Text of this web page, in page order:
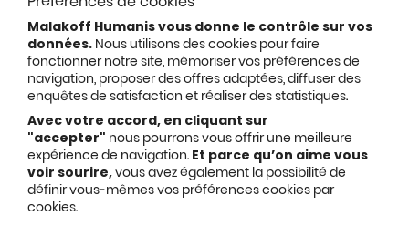
Malakoff Humanis vous donne le contrôle sur vos
données. Nous utilisons des cookies pour faire
fonctionner notre site, mémoriser vos préférences de
navigation, proposer des offres adaptées, diffuser des
enquêtes de satisfaction et réaliser des statistiques.
Avec votre accord, en cliquant sur
"accepter" nous pourrons vous offrir une meilleure
expérience de navigation. Et parce qu’on aime vous
voir sourire,vous avez également la possibilité de
définir vous-mêmes vos préférences cookies par
cookies.